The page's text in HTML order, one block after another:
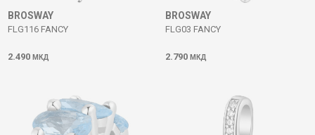
BROSWAY
FLG116 FANCY
2.490 МКД
BROSWAY
FLG03 FANCY
2.790 МКД